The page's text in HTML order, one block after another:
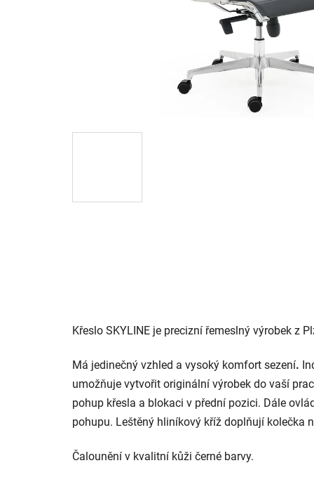
Křeslo SKYLINE je precizní řemeslný výrobek z
Má jedinečný vzhled a vysoký komfort sezení.
umožňuje vytvořit originální výrobek do vaší
pohup křesla a blokaci v přední pozici. Dále
pohupu. Leštěný hliníkový kříž doplňují kolečka
Čalounění v kvalitní kůži černé barvy.